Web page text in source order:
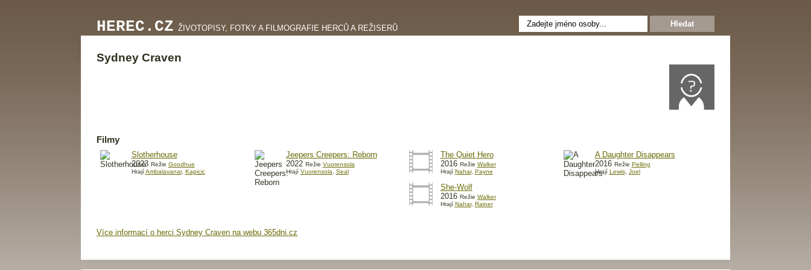
HEREC.CZ ŽIVOTOPISY, FOTKY A FILMOGRAFIE HERCŮ A REŽISERŮ
Sydney Craven
Filmy
Slotherhouse
2023 Režie Goodhue
HrajíAmbalavanar, Kapicic
Jeepers Creepers: Reborn
2022 Režie Vuorensola
Hrají Vuorensola Seal
The Quiet Hero
2016 Režie Walker
Hrají Nahar, Payne
A Daughter Disappears
2016 Režie Pelling
Hrají Lewis, Joel
She-Wolf
2016 Režie Walker
Hrají Nahar, Rainer
Více informací o herci Sydney Craven na webu 365dni.cz